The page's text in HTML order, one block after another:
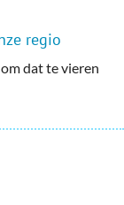
regio
dat te vieren